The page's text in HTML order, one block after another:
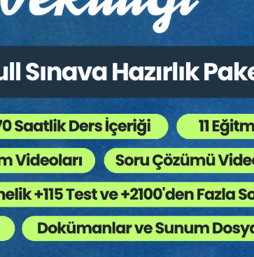
ve Çözüm Önerileri
Tebliğ Edilmesinin, Fazla Çalışma
Etkisi